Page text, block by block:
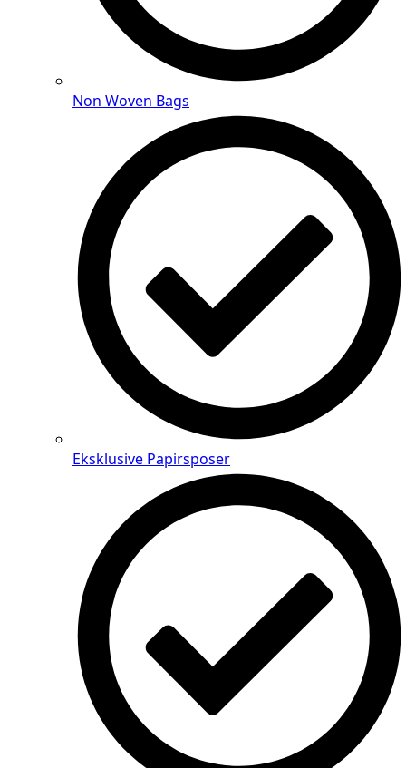
Non Woven Bags
Eksklusive Papirsposer